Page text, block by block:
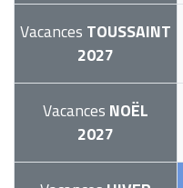
Vacances TOUSSAINT
2027
Vacances NOËL
2027